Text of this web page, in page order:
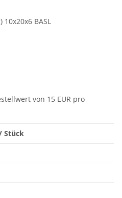
BASL
von 15 EUR pro
Stück